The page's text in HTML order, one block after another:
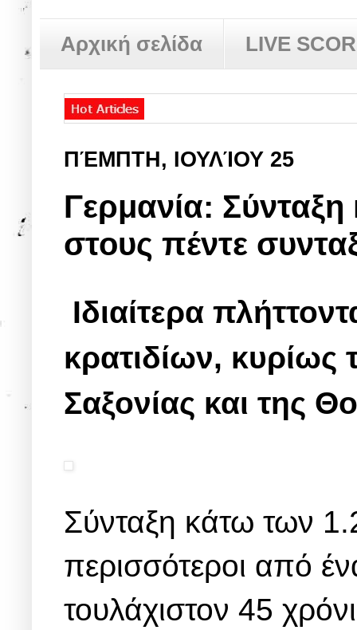
Αρχική σελίδα LIVE
ΠΈΜΠΤΗ, ΙΟΥΛΊΟΥ 25
Γερμανία:
στους πέντε
Ιδιαίτερα
κρατιδίων,
Σαξονίας και της
Σύνταξη κάτω των
περισσότεροι από
τουλάχιστον 45